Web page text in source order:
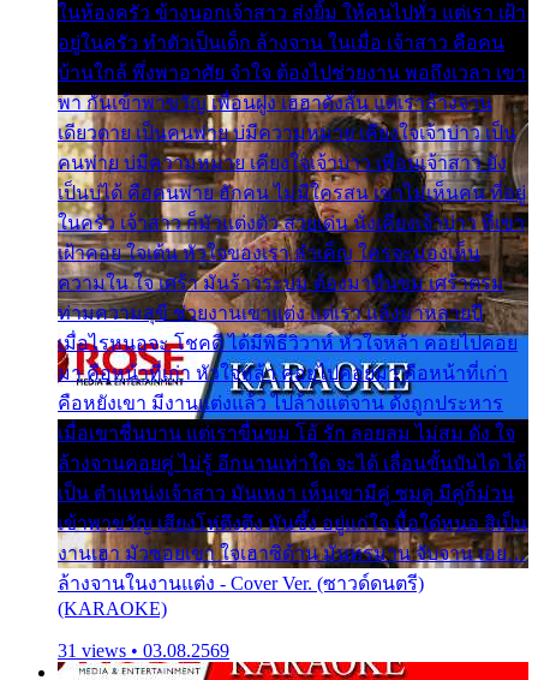
ในห้องครัว ข้างนอกเจ้าสาว ส่งยิ้ม ให้คนไปทั่ว แต่เรา เฝ้า
อยู่ในครัว ทำตัวเป็นเด็ก ล้างจาน ในเมื่อ เจ้าสาว คือคน
บ้านใกล้ พึ่งพาอาศัย จำใจ ต้องไปช่วยงาน พอถึงเวลา เขา
พา กันเข้าพาขวัญ เพื่อนฝูง เฮฮาดังลั่น แต่เราล้างจาน
เดียวดาย เป็นคนพ่าย บ่มีความหมาย เคียงใจเจ้าบ่าว เป็น
คนพ่าย บ่มีความหมาย เคียงใจเจ้าบ่าว เพื่อนเจ้าสาว ยัง
เป็นบ่ได้ คือคนพ่าย ฮักคน ไม่มีใครสน เขาไม่เห็นคน ที่อยู่
ในครัว เจ้าสาว ก็มัวแต่งตัว สวยเด่น นั่งเคียงเจ้าบ่าว ที่เขา
เฝ้าคอย ใจเต้น หัวใจของเรา ลำเค็ญ ใครจะมองเห็น
ความใน ใจ เศร้า มันร้าวระบม ต้องมาขื่นขม เศร้าตรม
ท่ามความสุขี ช่วยงานเขาแต่ง แต่เรา แล้งมาหลายปี
เมื่อไรหนอจะ โชคดี ได้มีพิธีวิวาห์ หัวใจหล้า คอยไปคอย
มา คือหน้าที่เก่า หัวใจหล้า คอยไปคอยมา คือหน้าที่เก่า
คือหยังเขา มีงานแต่งแล้ว ไปล้างแต่จาน ดั่งถูกประหาร
เมื่อเขาชื่นบาน แต่เราขื่นขม โอ้ รัก ลอยลม ไม่สม ดัง ใจ
ล้างจานคอยคู่ ไม่รู้ อีกนานเท่าใด จะได้ เลื่อนขั้นบันได ได้
เป็น ตำแหน่งเจ้าสาว มันเหงา เห็นเขามีคู่ ซมดู มีคู่ก็ม่วน
เข้าพาขวัญ เสียงโห่ตึงตึง มันซึ้ง อยู่แก่ใจ มื้อใด๋หนอ สิเป็น
งานเฮา มัวซอยเขา ใจเฮาซิด้าน มันทรมาน จับจาน เอย…
ล้างจานในงานแต่ง - Cover Ver. (ซาวด์ดนตรี)
(KARAOKE)
31 views • 03.08.2569